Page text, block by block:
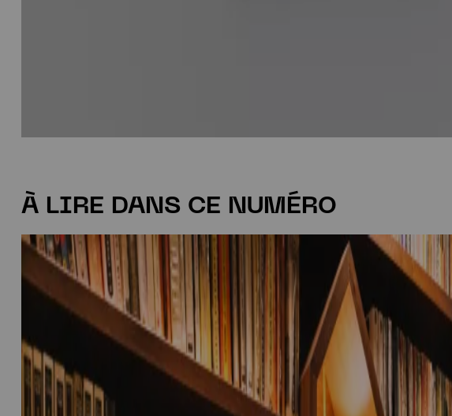
À LIRE DANS CE NUMÉRO